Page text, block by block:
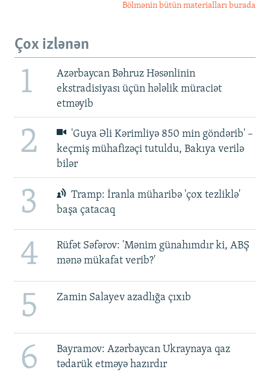
Bölmənin bütün materialları burada
Çox izlənən
1
Azərbaycan Bəhruz Həsənlinin
ekstradisiyası üçün hələlik müraciət
etməyib
2
'Guya Əli Kərimliyə 850 min göndərib' –
keçmiş mühafizəçi tutuldu, Bakıya verilə
bilər
3
Tramp: İranla müharibə 'çox tezliklə'
başa çatacaq
4
Rüfət Səfərov: 'Mənim günahımdır ki, ABŞ
mənə mükafat verib?'
5 Zamin Salayev azadlığa çıxıb
6
Bayramov: Azərbaycan Ukraynaya qaz
tədarük etməyə hazırdır